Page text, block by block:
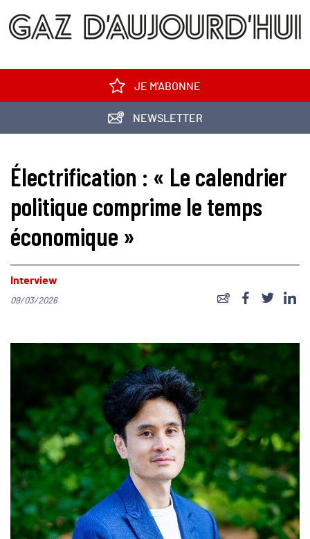
JE M'ABONNE
NEWSLETTER
Électrification : « Le calendrier
politique comprime le temps
économique »
Interview
09/03/2026